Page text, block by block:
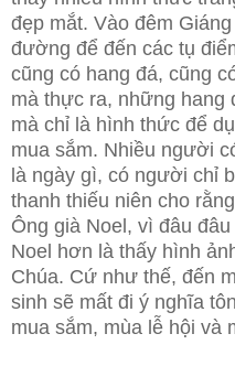
đẹp mắt. Vào đêm
đường để đến các tụ
cũng có hang đá, cũng
mà thực ra, những hang
mà chỉ là hình thức để
mua sắm. Nhiều người
là ngày gì, có người chỉ
thanh thiếu niên cho
Ông già Noel, vì đâu
Noel hơn là thấy hình
Chúa. Cứ như thế, đến
sinh sẽ mất đi ý nghĩa
mua sắm, mùa lễ hội và